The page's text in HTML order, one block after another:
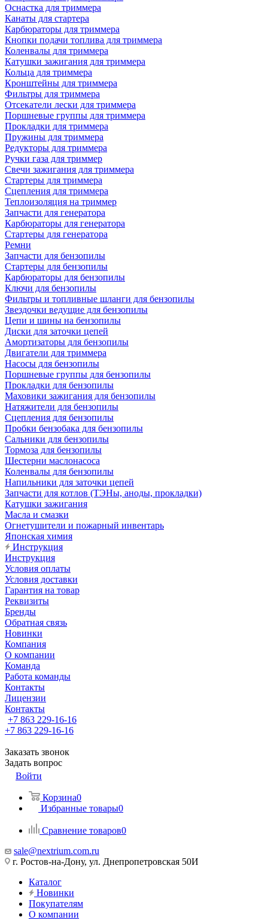
Оснастка для триммера
Канаты для стартера
Карбюраторы для триммера
Кнопки подачи топлива для триммера
Коленвалы для триммера
Катушки зажигания для триммера
Кольца для триммера
Кронштейны для триммера
Фильтры для триммера
Отсекатели лески для триммера
Поршневые группы для триммера
Прокладки для триммера
Пружины для триммера
Редукторы для триммера
Ручки газа для триммер
Свечи зажигания для триммера
Стартеры для триммера
Сцепления для триммера
Теплоизоляция на триммер
Запчасти для генератора
Карбюраторы для генератора
Стартеры для генератора
Ремни
Запчасти для бензопилы
Стартеры для бензопилы
Карбюраторы для бензопилы
Ключи для бензопилы
Фильтры и топливные шланги для бензопилы
Звездочки ведущие для бензопилы
Цепи и шины на бензопилы
Диски для заточки цепей
Амортизаторы для бензопилы
Двигатели для триммера
Насосы для бензопилы
Поршневые группы для бензопилы
Прокладки для бензопилы
Маховики зажигания для бензопилы
Натяжители для бензопилы
Сцепления для бензопилы
Пробки бензобака для бензопилы
Сальники для бензопилы
Тормоза для бензопилы
Шестерни маслонасоса
Коленвалы для бензопилы
Напильники для заточки цепей
Запчасти для котлов (ТЭНы, аноды, прокладки)
Катушки зажигания
Масла и смазки
Огнетушители и пожарный инвентарь
Японская химия
Инструкция
Инструкция
Условия оплаты
Условия доставки
Гарантия на товар
Реквизиты
Бренды
Обратная связь
Новинки
Компания
О компании
Команда
Работа команды
Контакты
Лицензии
Контакты
+7 863 229-16-16
+7 863 229-16-16
Заказать звонок
Задать вопрос
Войти
Корзина0
Избранные товары0
Сравнение товаров0
sale@nextrium.com.ru
г. Ростов-на-Дону, ул. Днепропетровская 50И
Каталог
Новинки
Покупателям
О компании